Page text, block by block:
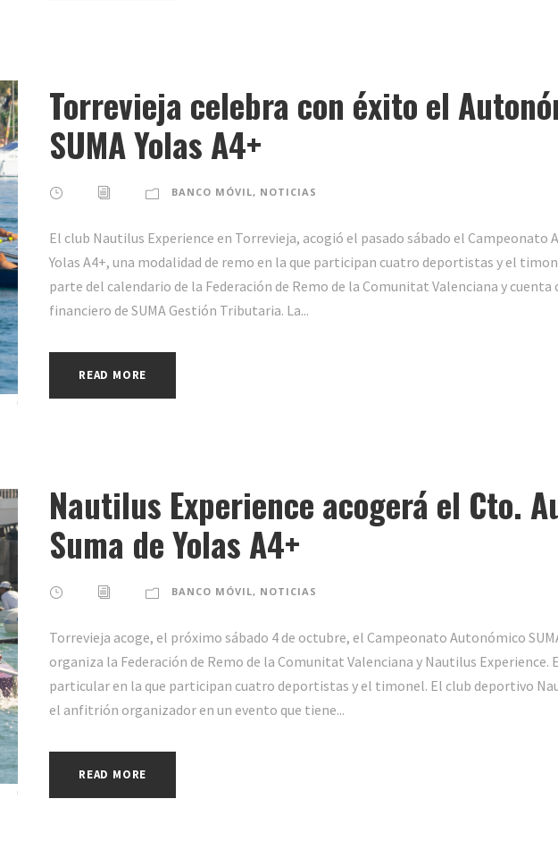
Torrevieja celebra con éxito el
SUMA Yolas A4+
BANCO MÓVIL, NOTICIAS
El club Nautilus Experience en Torrevieja, acogió el pasado sábado el Campeonato
Yolas A4+, una modalidad de remo en la que participan cuatro deportistas y el
parte del calendario de la Federación de Remo de la Comunitat Valenciana y cuenta
financiero de SUMA Gestión Tributaria. La...
READ MORE
Nautilus Experience acogerá el Cto.
Suma de Yolas A4+
BANCO MÓVIL, NOTICIAS
Torrevieja acoge, el próximo sábado 4 de octubre, el Campeonato Autonómico
organiza la Federación de Remo de la Comunitat Valenciana y Nautilus Experience.
particular en la que participan cuatro deportistas y el timonel. El club deportivo
el anfitrión organizador en un evento que tiene...
READ MORE